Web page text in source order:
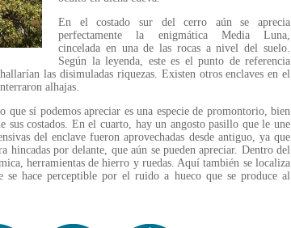
En el costado sur del cerro aún se aprecia
perfectamente la enigmática Media Luna,
cincelada en una de las rocas a nivel del suelo.
Según la leyenda, este es el punto de referencia
las disimuladas riquezas. Existen otros enclaves en el
alhajas.
que sí podemos apreciar es una especie de promontorio, bien
sus costados. En el cuarto, hay un angosto pasillo que le une
del enclave fueron aprovechadas desde antiguo, ya que
hincadas por delante, que aún se pueden apreciar. Dentro del
herramientas de hierro y ruedas. Aquí también se localiza
se hace perceptible por el ruido a hueco que se produce al